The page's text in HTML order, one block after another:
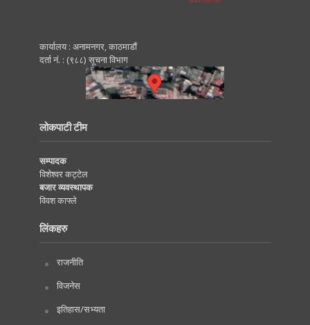
कार्यालय : अनामनगर, काठमाडाैं
दर्ता नं. : (९८८) सूचना विभाग
लोकपाटी टीम
सम्पादक
विशेश्वर कट्टेल
बजार व्यवस्थापक
विवश काफ्ले
लिंकहरु
राजनीति
विजनेस
इतिहास/सभ्यता